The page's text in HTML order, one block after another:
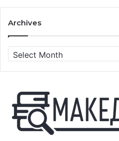
Archives
Archives